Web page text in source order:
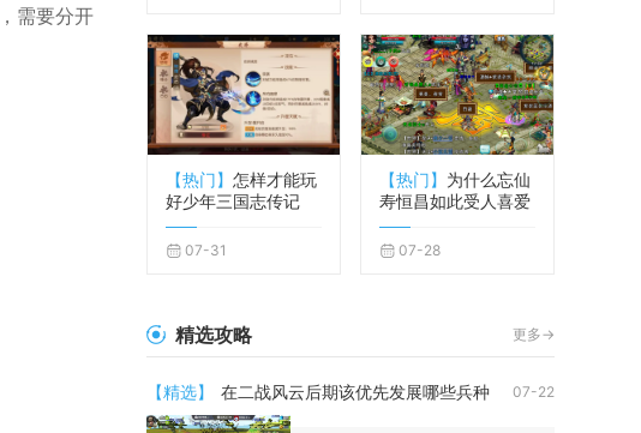
需要分开
【热门】 怎样才能玩
好少年三国志传记
07-31
【热门】 为什么忘仙
寿恒昌如此受人喜爱
07-28
精选攻略 更多->
【精选】 在二战风云后期该优先发展哪些兵种 07-22